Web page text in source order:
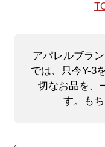
アパレルブラ
では、只今Y-3
切なお品を、
す。も